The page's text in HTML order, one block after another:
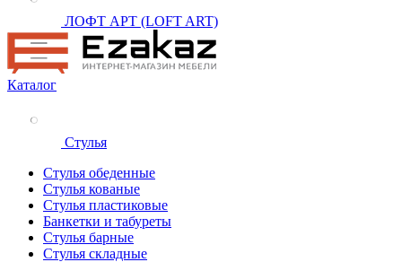
ЛОФТ АРТ (LOFT ART)
Каталог
Стулья
Стулья обеденные
Стулья кованые
Стулья пластиковые
Банкетки и табуреты
Стулья барные
Стулья складные